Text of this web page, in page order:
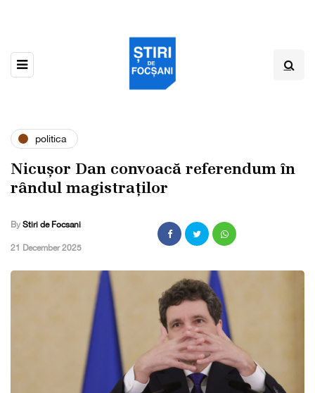
politica
Nicușor Dan convoacă referendum în
rândul magistraților
By Stiri de Focsani
,21 December 2025